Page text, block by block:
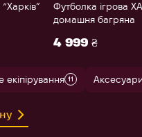
Футболка ігрова
домашня багряна
4 999 ₴
екіпірування 11